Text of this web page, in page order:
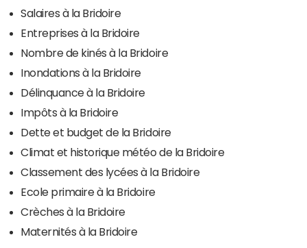
Salaires à la Bridoire
Entreprises à la Bridoire
Nombre de kinés à la Bridoire
Inondations à la Bridoire
Délinquance à la Bridoire
Impôts à la Bridoire
Dette et budget de la Bridoire
Climat et historique météo de la Bridoire
Classement des lycées à la Bridoire
Ecole primaire à la Bridoire
Crèches à la Bridoire
Maternités à la Bridoire